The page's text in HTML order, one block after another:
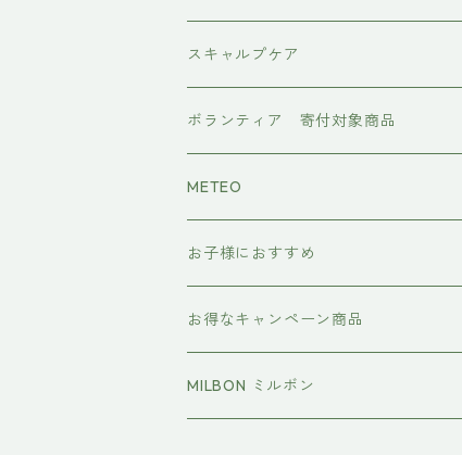
プレックスケア
CMCケア
マグネット
ドライヤー
ワンダム
スキャルプケア
ボランティア 寄付対象商品
METEO
お子様におすすめ
イクエイブ キッズ プリンセス
お得なキャンペーン商品
おすすめセット
MILBON ミルボン